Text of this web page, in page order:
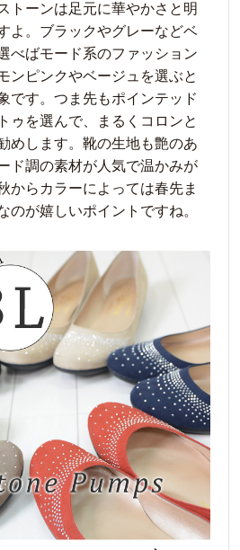
トーンは足元に華やかさと明
よ。ブラックやグレーなどベ
べばモード系のファッション
ンピンクやベージュを選ぶと
です。つま先もポインテッド
ゥを選んで、まるくコロンと
めします。靴の生地も艶のあ
ド調の素材が人気で温かみが
からカラーによっては春先ま
のが嬉しいポイントですね。